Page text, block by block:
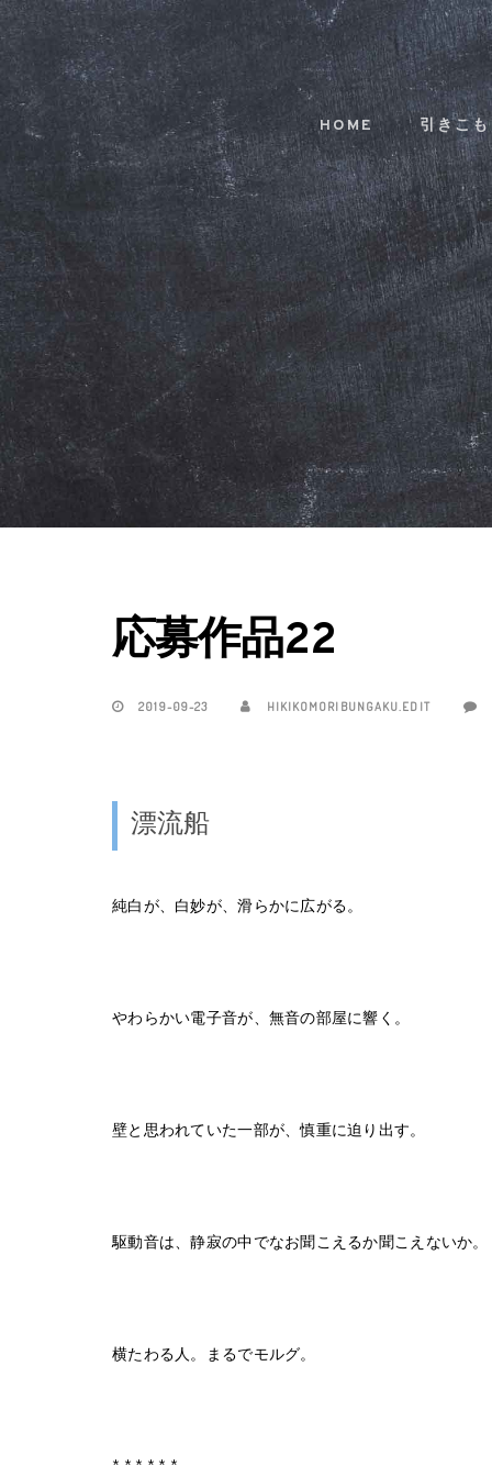
Skip
links
Skip
to
navigation
Skip
to
content
HOME 引きこ
応募作品22
2019-09-23 HIKIKOMORIBUNGAKU.EDIT
漂流船
純白が、白妙が、滑らかに広がる。
やわらかい電子音が、無音の部屋に響く。
壁と思われていた一部が、慎重に迫り出す。
駆動音は、静寂の中でなお聞こえるか聞こえないか。
横たわる人。まるでモルグ。
* * * * * *